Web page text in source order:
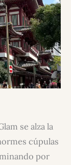
se alza la
cúpulas
por